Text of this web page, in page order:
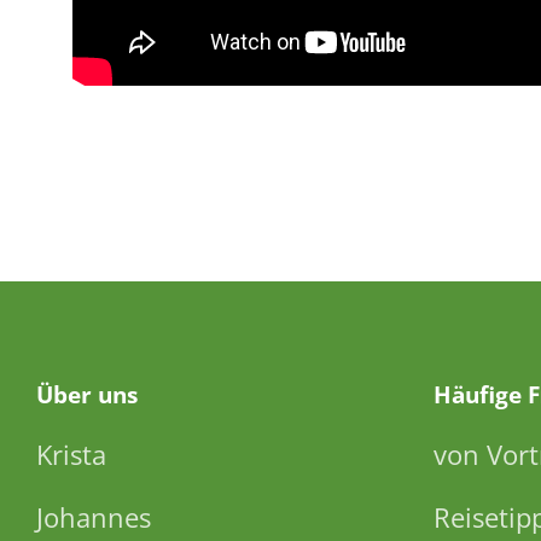
Über uns
Krista
Johannes
Häufige
von